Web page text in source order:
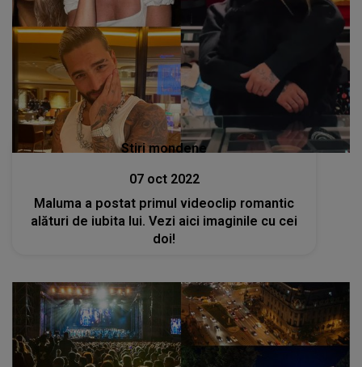
Stiri mondene
07 oct 2022
Maluma a postat primul videoclip romantic
alături de iubita lui. Vezi aici imaginile cu cei
doi!